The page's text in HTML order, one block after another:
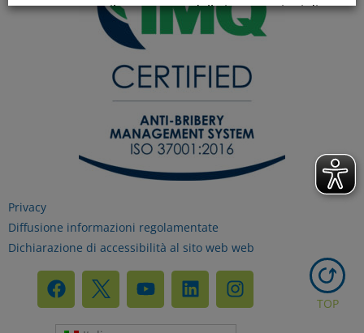
Privacy
Diffusione informazioni regolamentate
Dichiarazione di accessibilità al sito web web
TOP
comporta il permanere delle impostazioni di
default e la continuazione della navigazione
in assenza di cookie o altri strumenti di
tracciamento diversi da quelli tecnici.
Per maggiori informazioni consulta la
Informativa sui dati personali e cookie
RIFIUTA TUTTI
GESTISCI I TUOI COOKIES